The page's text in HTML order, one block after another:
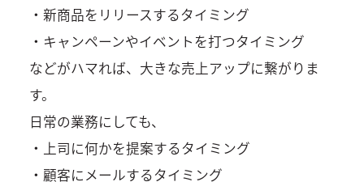
・新商品をリリースするタイミング
・キャンペーンやイベントを打つタイミング
などがハマれば、大きな売上アップに繋がりま
す。
日常の業務にしても、
・上司に何かを提案するタイミング
・顧客にメールするタイミング